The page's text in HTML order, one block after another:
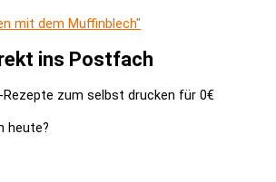
ins Postfach
zum selbst drucken für 0€